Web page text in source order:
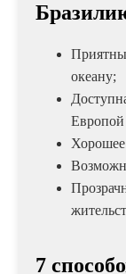
океану;
Хорошее
7